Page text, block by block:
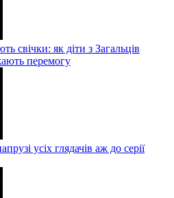
свічки: як діти з Загальців
перемогу
усіх глядачів аж до серії